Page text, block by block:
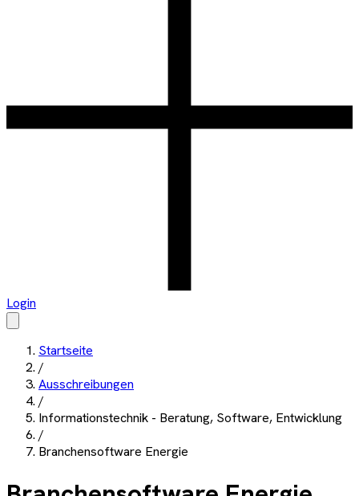
Login
Startseite
/
Ausschreibungen
/
Informationstechnik - Beratung, Software, Entwicklung
/
Branchensoftware Energie